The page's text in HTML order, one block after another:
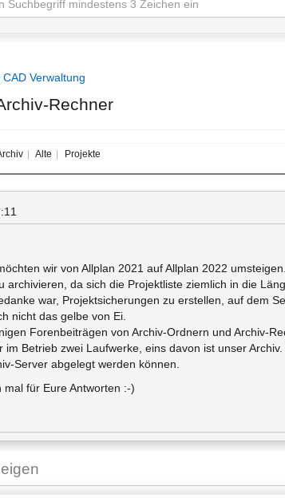
CAD Verwaltung
Rechner
Alte Projekte
wir von Allplan 2021 auf Allplan 2022
archivieren, da sich die Projektliste ziemlich in die
war, Projektsicherungen zu erstellen, auf dem
nicht das gelbe von Ei.
Forenbeiträgen von Archiv-Ordnern und Archiv-
im Betrieb zwei Laufwerke, eins davon ist unser
Server abgelegt werden können.
mal für Eure Antworten :-)